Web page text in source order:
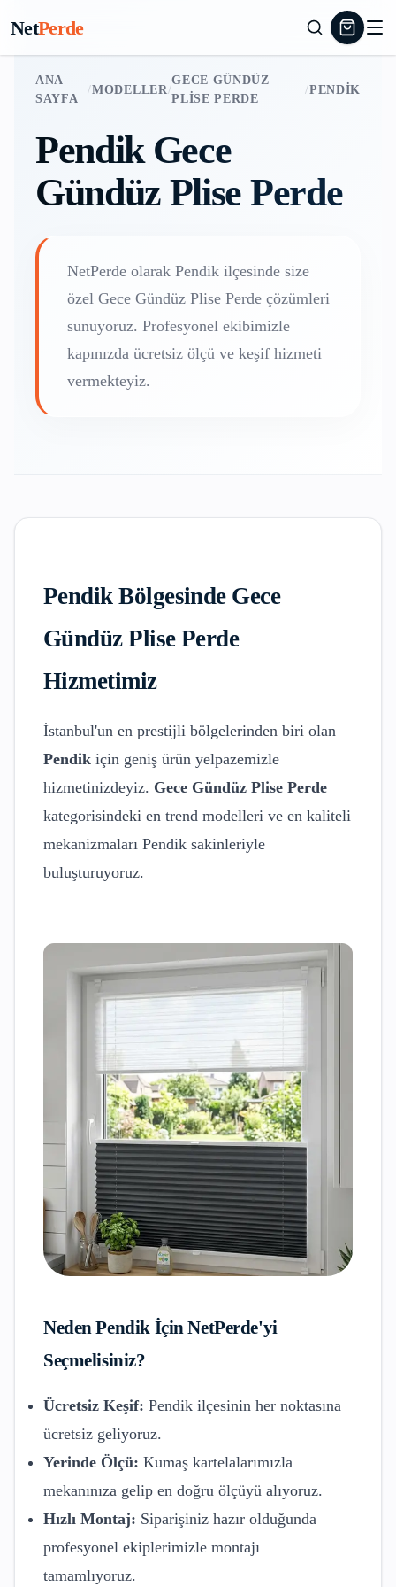
NetPerde
ANA
SAYFA
/MODELLER/
GECE GÜNDÜZ
PLISE PERDE
/PENDIK
Pendik Gece
Gündüz Plise Perde
NetPerde olarak Pendik ilçesinde size
özel Gece Gündüz Plise Perde çözümleri
sunuyoruz. Profesyonel ekibimizle
kapınızda ücretsiz ölçü ve keşif hizmeti
vermekteyiz.
PendikBölgesinde Gece
Gündüz Plise Perde
Hizmetimiz
İstanbul'un en prestijli bölgelerinden biri olan
Pendik için geniş ürün yelpazemizle
hizmetinizdeyiz. Gece Gündüz Plise Perde
kategorisindeki en trend modelleri ve en kaliteli
mekanizmaları Pendik sakinleriyle
buluşturuyoruz.
NedenPendikİçin NetPerde'yi
Seçmelisiniz?
Ücretsiz Keşif: Pendik ilçesinin her noktasına
ücretsiz geliyoruz.
Yerinde Ölçü: Kumaş kartelalarımızla
mekanınıza gelip en doğru ölçüyü alıyoruz.
Hızlı Montaj: Siparişiniz hazır olduğunda
profesyonel ekiplerimizle montajı
tamamlıyoruz.